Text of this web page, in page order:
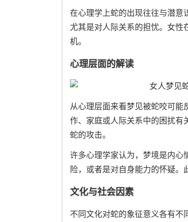
在心理学上蛇的出现往往与潜意
尤其是对人际关系的担忧。女性
机。
心理层面的解读
从心理层面来看梦见被蛇咬可能
作、家庭或人际关系中的困扰有
蛇的攻击。
许多心理学家认为，梦境是内心
险，或者是对自身能力的怀疑。
文化与社会因素
不同文化对蛇的象征意义各有不